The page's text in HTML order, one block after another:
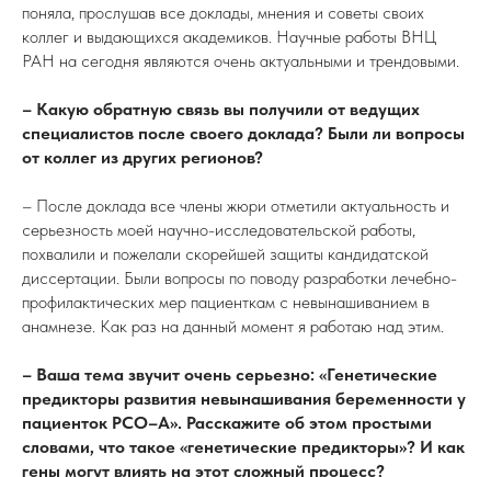
поняла, прослушав все доклады, мнения и советы своих
коллег и выдающихся академиков. Научные работы ВНЦ
РАН на сегодня являются очень актуальными и трендовыми.
– Какую обратную связь вы получили от ведущих
специалистов после своего доклада? Были ли вопросы
от коллег из других регионов?
– После доклада все члены жюри отметили актуальность и
серьезность моей научно-исследовательской работы,
похвалили и пожелали скорейшей защиты кандидатской
диссертации. Были вопросы по поводу разработки лечебно-
профилактических мер пациенткам с невынашиванием в
анамнезе. Как раз на данный момент я работаю над этим.
– Ваша тема звучит очень серьезно: «Генетические
предикторы развития невынашивания беременности у
пациенток РСО–А». Расскажите об этом простыми
словами, что такое «генетические предикторы»? И как
гены могут влиять на этот сложный процесс?